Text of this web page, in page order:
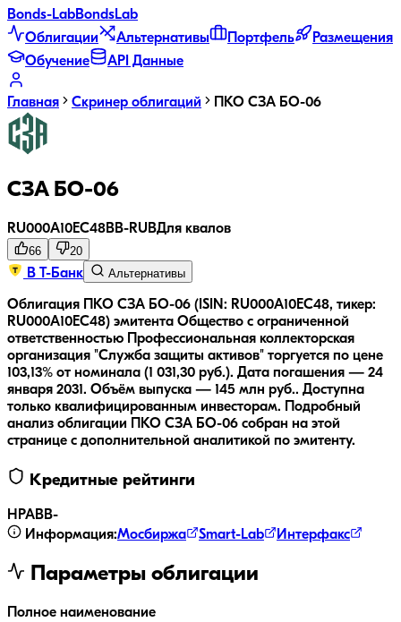
Bonds-LabBondsLab
Облигации
Альтернативы Портфель
Размещения
Обучение
API Данные
Главная Скринер облигаций ПКО СЗА БО-06
СЗА БО-06
RU000A10EC48BB-RUBДля квалов
66 20
В Т-Банк Альтернативы
Облигация ПКО СЗА БО-06 (ISIN: RU000A10EC48, тикер:
RU000A10EC48) эмитента Общество с ограниченной
ответственностью Профессиональная коллекторская
организация "Служба защиты активов" торгуется по цене
103,13% от номинала (1 031,30 руб.). Дата погашения — 24
января 2031. Объём выпуска — 145 млн руб.. Доступна
только квалифицированным инвесторам.
Подробный
анализ облигации
ПКО СЗА БО-06 собран на этой
странице с дополнительной аналитикой по эмитенту.
Кредитные рейтинги
НРАBB-
Информация:Мосбиржа Smart-Lab Интерфакс
Параметры облигации
Полное наименование